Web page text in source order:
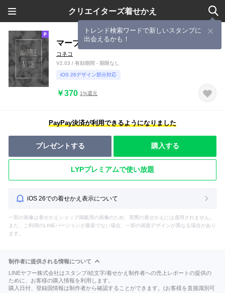
クリエイターズ着せかえ
トレンド検索ワードで新しいスタンプに
出会えるかも！
マーブルモード:グレー 大理石
コネコ
V2.03 / 有効期間 - 期限なし
iOS 26デザイン部分対応
￥370 1%還元
PayPay決済が利用できるようになりました
プレゼントする 購入する
LYPプレミアムで使い放題
iOS 26での着せかえ表示について
一部の画像は着せかえショップ掲載用の画像のため、実際の着せかえには適用されません。
また、ご利用のLINEバージョンが最新でない場合、一部の画面デザインが異なる場合があり
ます。
制作者に提供される情報について
LINEヤフー株式会社はスタンプ/絵文字/着せかえ制作者への売上レポートの提供の
ために、お客様の購入情報を利用します。
購入日付、登録国情報は制作者から確認することができます。(お客様を直接識別可